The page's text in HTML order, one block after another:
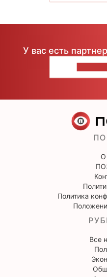
У вас есть
О
Политика
Все